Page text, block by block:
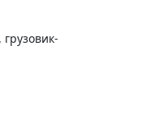
грузовик-